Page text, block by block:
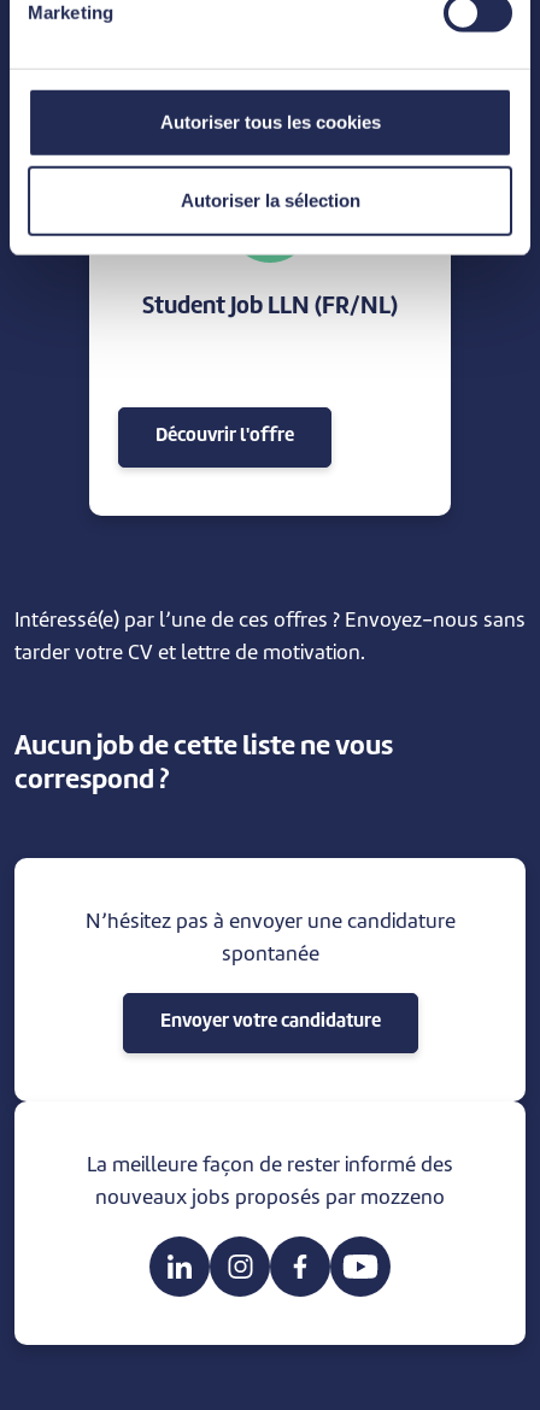
Marketing
Autoriser tous les cookies
Autoriser la sélection
Student Job LLN (FR/NL)
Découvrir l'offre
Intéressé(e) par l’une de ces offres ? Envoyez-nous sans
tarder votre CV et lettre de motivation.
Aucun job de cette liste ne vous
correspond ?
N’hésitez pas à envoyer une candidature
spontanée
Envoyer votre candidature
La meilleure façon de rester informé des
nouveaux jobs proposés par mozzeno